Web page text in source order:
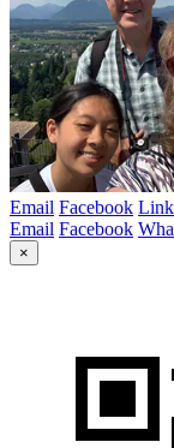
Email Facebook
Email Facebook
×